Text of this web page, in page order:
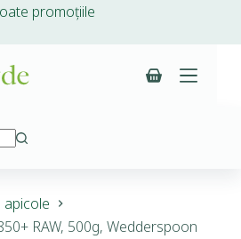
promoțiile
apicole
RAW, 500g, Wedderspoon